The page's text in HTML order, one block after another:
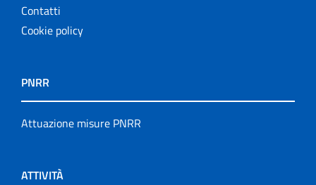
Contatti
Cookie policy
PNRR
Attuazione misure PNRR
ATTIVITÀ